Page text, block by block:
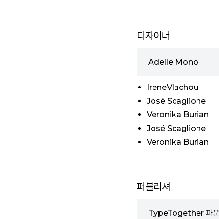
디자이너
Adelle Mono
IreneVlachou
José Scaglione
Veronika Burian
José Scaglione
Veronika Burian
퍼블리셔
TypeTogether 파운